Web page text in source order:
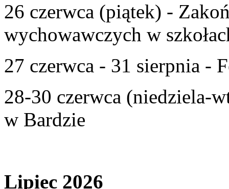
26 czerwca (piątek) -
wychowawczych w
27 czerwca - 31 sierpnia -
28-30 czerwca (niedziela-
w Bardzie
Lipiec 2026